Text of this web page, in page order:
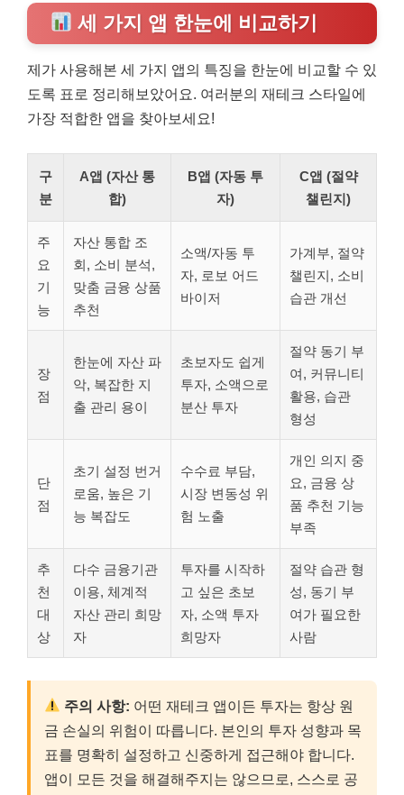
세 가지 앱 한눈에 비교하기
제가 사용해본 세 가지 앱의 특징을 한눈에 비교할 수 있
도록 표로 정리해보았어요. 여러분의 재테크 스타일에
가장 적합한 앱을 찾아보세요!
구
분
A앱 (자산 통
합)
B앱 (자동 투
자)
C앱 (절약
챌린지)
주
요
기
능
자산 통합 조
회, 소비 분석,
맞춤 금융 상품
추천
소액/자동 투
자, 로보 어드
바이저
가계부, 절약
챌린지, 소비
습관 개선
장
점
한눈에 자산 파
악, 복잡한 지
출 관리 용이
초보자도 쉽게
투자, 소액으로
분산 투자
절약 동기 부
여, 커뮤니티
활용, 습관
형성
단
점
초기 설정 번거
로움, 높은 기
능 복잡도
수수료 부담,
시장 변동성 위
험 노출
개인 의지 중
요, 금융 상
품 추천 기능
부족
추
천
대
상
다수 금융기관
이용, 체계적
자산 관리 희망
자
투자를 시작하
고 싶은 초보
자, 소액 투자
희망자
절약 습관 형
성, 동기 부
여가 필요한
사람
주의 사항: 어떤 재테크 앱이든 투자는 항상 원
금 손실의 위험이 따릅니다. 본인의 투자 성향과 목
표를 명확히 설정하고 신중하게 접근해야 합니다.
앱이 모든 것을 해결해주지는 않으므로, 스스로 공